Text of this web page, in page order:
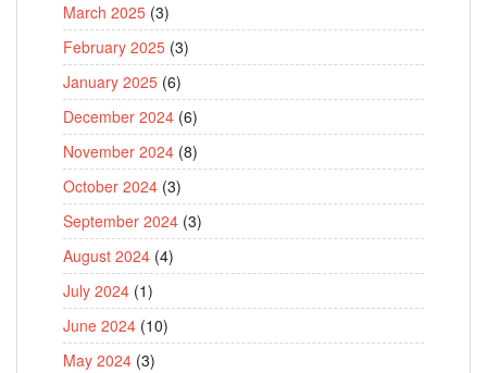
March 2025 (3)
February 2025 (3)
January 2025 (6)
December 2024 (6)
November 2024 (8)
October 2024 (3)
September 2024 (3)
August 2024 (4)
July 2024 (1)
June 2024 (10)
May 2024 (3)